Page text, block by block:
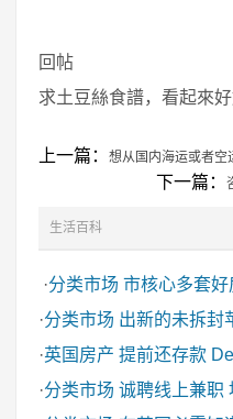
回帖
求土豆絲食譜，看起來好
上一篇： 想从国内海运或者空
下一篇：
生活百科
·分类市场 市核心多套
·分类市场 出新的未拆封
·英国房产 提前还存款
·分类市场 诚聘线上兼职